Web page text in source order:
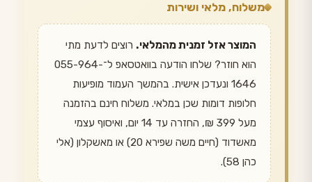
משלוח, מלאי ושירות
המוצר אזל זמנית מהמלאי. רוצים לדעת מתי
הוא חוזר? שלחו הודעה בוואטסאפ ל־055-964-
1646 ונעדכן אישית. בהמשך העמוד מופיעות
חלופות דומות שכן במלאי. משלוח חינם בהזמנה
מעל 399 ₪, החזרה עד 14 יום, ואיסוף עצמי
מאשדוד (חיים משה שפירא 20) או מאשקלון (אלי
כהן 58).